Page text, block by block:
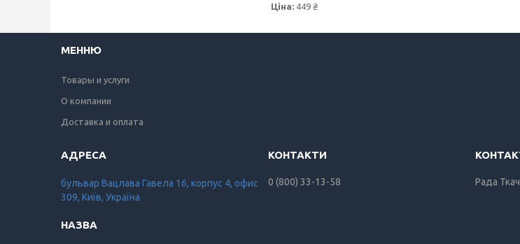
Ціна: 449 ₴
МЕННЮ
Товары и услуги
О компании
Доставка и оплата
бульвар Вацлава Гавела 16, корпус 4, офис
309, Київ, Україна
0 (800) 33-13-58 Рада Ткач